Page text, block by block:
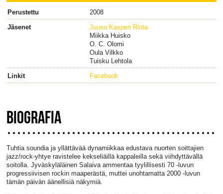
Perustettu
2008
Jäsenet
Juuso Kasperi Rinta
Miikka Huisko
O. C. Olomi
Oula Vilkko
Tuisku Lehtola
Linkit
Facebook
BIOGRAFIA
Tuhtia soundia ja yllättävää dynamiikkaa edustava nuorten soittajien
jazz/rock-yhtye ravistelee kekseliäillä kappaleilla sekä viihdyttävällä
soitolla. Jyväskyläläinen Salaiva ammentaa tyylillisesti 70 -luvun
progressiivisen rockin maaperästä, muttei unohtamatta 2000 -luvun
tämän päivän äänellisiä näkymiä.